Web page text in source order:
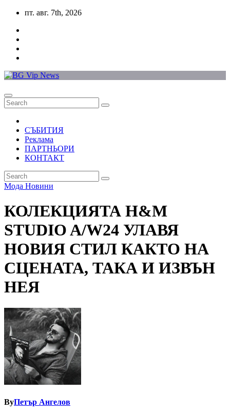
Skip
content
пт. авг. 7th, 2026
СЪБИТИЯ
Реклама
ПАРТНЬОРИ
КОНТАКТ
Мода Новини
КОЛЕКЦИЯТА H&M
STUDIO A/W24 УЛАВЯ
НОВИЯ СТИЛ КАКТО НА
СЦЕНАТА, ТАКА И ИЗВЪН
НЕЯ
ByПетър Ангелов